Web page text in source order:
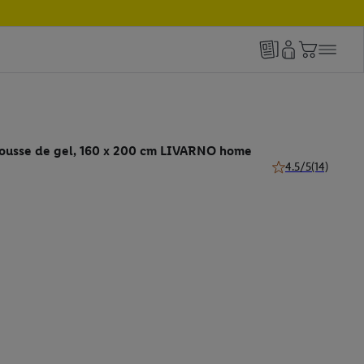
de gel, 160 x 200 cm LIVARNO home
4.5/5(14)